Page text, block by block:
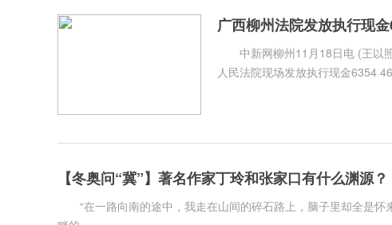
广西柳州法院发放执行现
中新网柳州11月18日电 (王以照
人民法院现场发放执行现金6354
【冬奥问“冀”】著名作家丁玲和张家口有什么渊源？
“在一路向南的途中，我走在山间的碎石路上，脑子里却全是怀